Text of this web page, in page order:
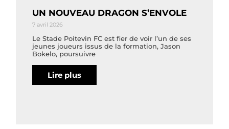
UN NOUVEAU DRAGON S’ENVOLE
7 avril 2026
Le Stade Poitevin FC est fier de voir l’un de ses
jeunes joueurs issus de la formation, Jason
Bokelo, poursuivre
Lire plus